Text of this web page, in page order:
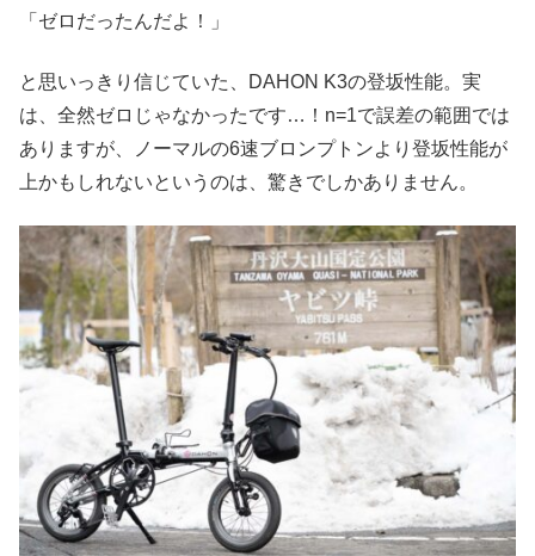
「ゼロだったんだよ！」
と思いっきり信じていた、DAHON K3の登坂性能。実
は、全然ゼロじゃなかったです…！n=1で誤差の範囲では
ありますが、ノーマルの6速ブロンプトンより登坂性能が
上かもしれないというのは、驚きでしかありません。